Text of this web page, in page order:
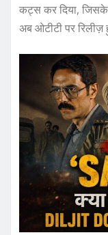
कट्स कर दिया, जिसके
अब ओटीटी पर रिलीज़